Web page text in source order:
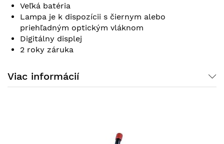
Veľká batéria
Lampa je k dispozícii s čiernym alebo
priehľadným optickým vláknom
Digitálny displej
2 roky záruka
Viac informácií